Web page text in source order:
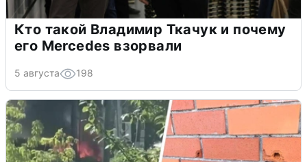
Кто такой Владимир Ткачук и почему
его Mercedes взорвали
5 августа 198